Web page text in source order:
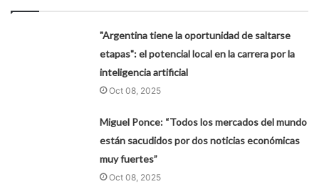
"Argentina tiene la oportunidad de saltarse
etapas": el potencial local en la carrera por la
inteligencia artificial
Oct 08, 2025
Miguel Ponce: “Todos los mercados del mundo
están sacudidos por dos noticias económicas
muy fuertes”
Oct 08, 2025